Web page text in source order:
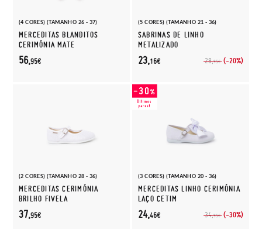
(4 CORES) (TAMANHO 26 - 37)
MERCEDITAS BLANDITOS
CERIMÓNIA MATE
56,95€
(5 CORES) (TAMANHO 21 - 36)
SABRINAS DE LINHO
METALIZADO
28,95€ (-20%)
23,16€
(2 CORES) (TAMANHO 28 - 36)
MERCEDITAS CERIMÓNIA
BRILHO FIVELA
37,95€
(3 CORES) (TAMANHO 20 - 36)
MERCEDITAS LINHO CERIMÓNIA
LAÇO CETIM
34,95€ (-30%)
24,46€